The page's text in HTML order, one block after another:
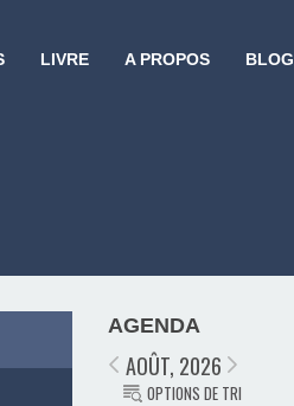
LIVRE A PROPOS BLOG
AGENDA
AOÛT, 2026
OPTIONS DE TRI